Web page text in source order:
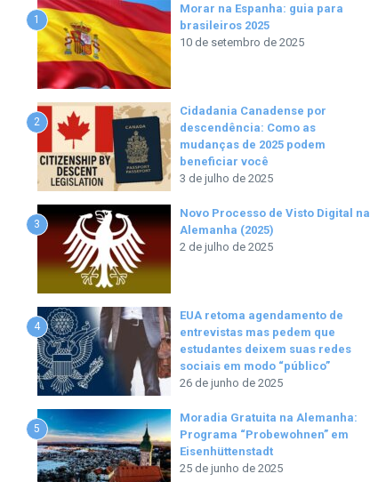
1
Morar na Espanha: guia para
brasileiros 2025
10 de setembro de 2025
2
Cidadania Canadense por
descendência: Como as
mudanças de 2025 podem
beneficiar você
3 de julho de 2025
3
Novo Processo de Visto Digital na
Alemanha (2025)
2 de julho de 2025
4
EUA retoma agendamento de
entrevistas mas pedem que
estudantes deixem suas redes
sociais em modo “público”
26 de junho de 2025
5
Moradia Gratuita na Alemanha:
Programa “Probewohnen” em
Eisenhüttenstadt
25 de junho de 2025